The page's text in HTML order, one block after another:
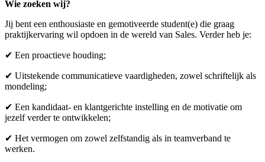
Wie zoeken wij?
Jij bent een enthousiaste en gemotiveerde student(e) die graag
praktijkervaring wil opdoen in de wereld van Sales. Verder heb je:
✔ Een proactieve houding;
✔ Uitstekende communicatieve vaardigheden, zowel schriftelijk als
mondeling;
✔ Een kandidaat- en klantgerichte instelling en de motivatie om
jezelf verder te ontwikkelen;
✔ Het vermogen om zowel zelfstandig als in teamverband te
werken.